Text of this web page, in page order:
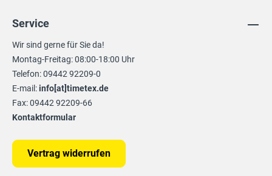
Service
Wir sind gerne für Sie da!
Montag-Freitag: 08:00-18:00 Uhr
Telefon: 09442 92209-0
E-mail:info[at]timetex.de
Fax: 09442 92209-66
Kontaktformular
Vertrag widerrufen